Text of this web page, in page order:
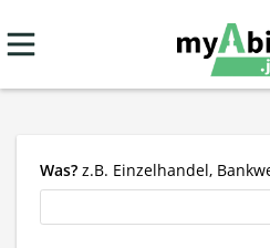
Was? z.B. Einzelhandel,